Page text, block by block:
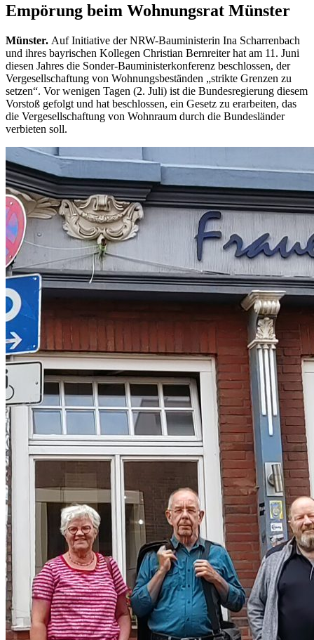
Empörung beim Wohnungsrat Münster
Münster. Auf Initiative der NRW-Bauministerin Ina Scharrenbach
und ihres bayrischen Kollegen Christian Bernreiter hat am 11. Juni
diesen Jahres die Sonder-Bauministerkonferenz beschlossen, der
Vergesellschaftung von Wohnungsbeständen „strikte Grenzen zu
setzen“. Vor wenigen Tagen (2. Juli) ist die Bundesregierung diesem
Vorstoß gefolgt und hat beschlossen, ein Gesetz zu erarbeiten, das
die Vergesellschaftung von Wohnraum durch die Bundesländer
verbieten soll.